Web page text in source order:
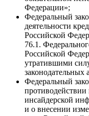
Федерации»;
Федеральный
деятельности
Российской
76.1.
Российской
утратившими
законодательных
Федеральный
инсайдерской
и о внесении